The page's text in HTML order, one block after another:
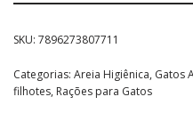
SKU: 7896273807711
Categorias: Areia Higiênica, Gatos
filhotes, Rações para Gatos